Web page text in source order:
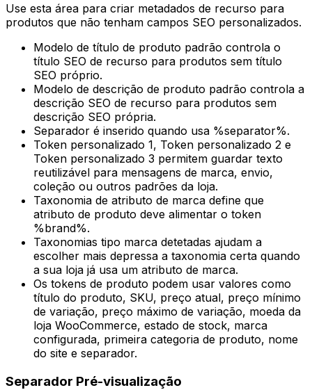
Use esta área para criar metadados de recurso para
produtos que não tenham campos SEO personalizados.
Modelo de título de produto padrão controla o
título SEO de recurso para produtos sem título
SEO próprio.
Modelo de descrição de produto padrão controla a
descrição SEO de recurso para produtos sem
descrição SEO própria.
Separador é inserido quando usa %separator%.
Token personalizado 1, Token personalizado 2 e
Token personalizado 3 permitem guardar texto
reutilizável para mensagens de marca, envio,
coleção ou outros padrões da loja.
Taxonomia de atributo de marca define que
atributo de produto deve alimentar o token
%brand%.
Taxonomias tipo marca detetadas ajudam a
escolher mais depressa a taxonomia certa quando
a sua loja já usa um atributo de marca.
Os tokens de produto podem usar valores como
título do produto, SKU, preço atual, preço mínimo
de variação, preço máximo de variação, moeda da
loja WooCommerce, estado de stock, marca
configurada, primeira categoria de produto, nome
do site e separador.
Separador Pré-visualização